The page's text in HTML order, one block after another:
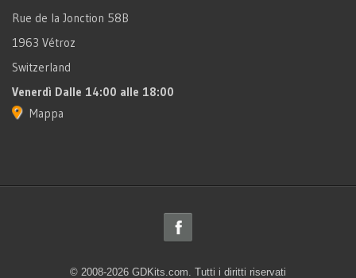
Rue de la Jonction 58B
1963 Vétroz
Switzerland
Venerdì Dalle 14:00 alle 18:00
Mappa
© 2008-2026 GDKits.com. Tutti i diritti riservati